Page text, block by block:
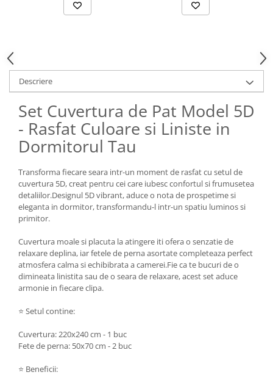
Descriere
Set Cuvertura de Pat Model 5D
- Rasfat Culoare si Liniste in
Dormitorul Tau
Transforma fiecare seara intr-un moment de rasfat cu setul de
cuvertura 5D, creat pentru cei care iubesc confortul si frumusetea
detaliilor.Designul 5D vibrant, aduce o nota de prospetime si
eleganta in dormitor, transformandu-l intr-un spatiu luminos si
primitor.
Cuvertura moale si placuta la atingere iti ofera o senzatie de
relaxare deplina, iar fetele de perna asortate completeaza perfect
atmosfera calma si echibibrata a camerei.Fie ca te bucuri de o
dimineata linistita sau de o seara de relaxare, acest set aduce
armonie in fiecare clipa.
⭐ Setul contine:
Cuvertura: 220x240 cm - 1 buc
Fete de perna: 50x70 cm - 2 buc
⭐ Beneficii: